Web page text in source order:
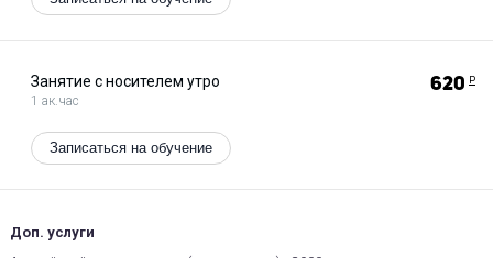
Занятие с носителем утро
1 ак.час
620 Р
Записаться на обучение
Доп. услуги